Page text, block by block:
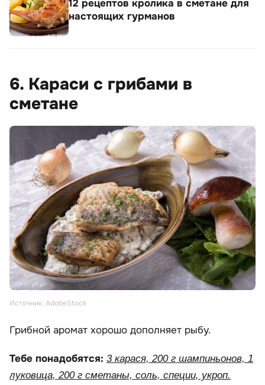
12 рецептов кролика в сметане для
настоящих гурманов
6. Караси с грибами в
сметане
Источник: AdobeStock
Грибной аромат хорошо дополняет рыбу.
Тебе понадобятся: 3 карася, 200 г шампиньонов, 1
луковица, 200 г сметаны, соль, специи, укроп.